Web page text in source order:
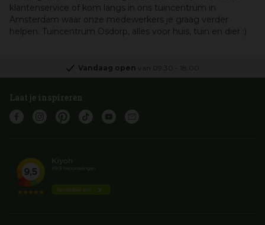
klantenservice of kom langs in ons tuincentrum in
Amsterdam waar onze medewerkers je graag verder
helpen. Tuincentrum Osdorp, alles voor huis, tuin en dier :)
Vandaag open van 09:30 18:00
Laat je inspireren